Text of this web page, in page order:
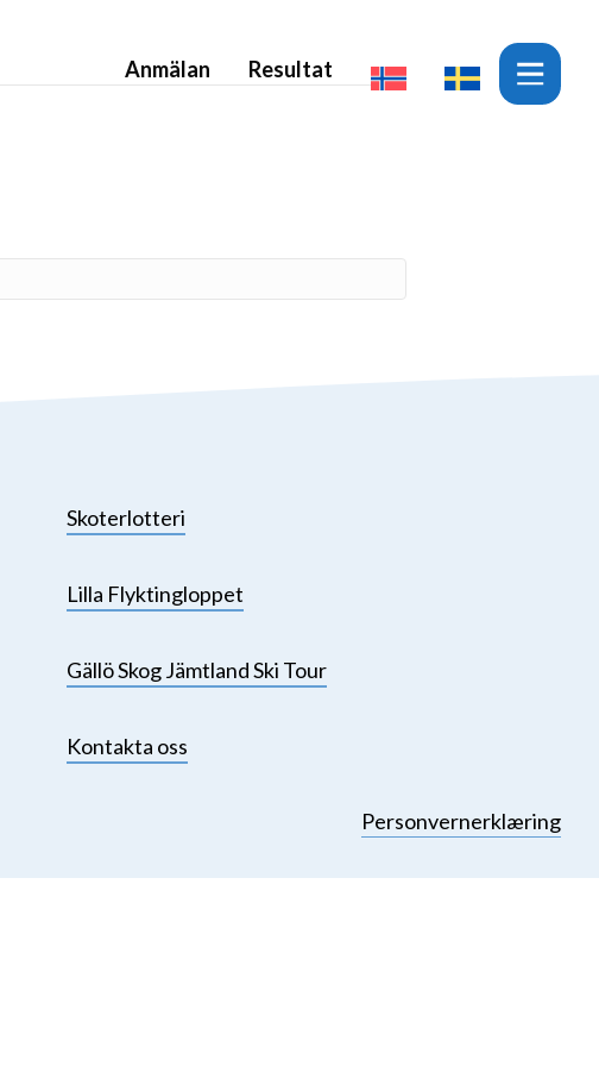
Anmälan Resultat
Skoterlotteri
Lilla Flyktingloppet
Gällö Skog Jämtland Ski Tour
Kontakta oss
Personvernerklæring